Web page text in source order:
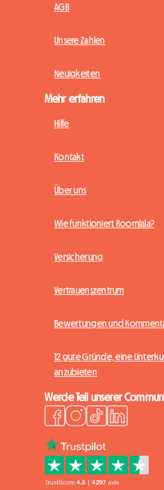
AGB
Unsere Zahlen
Neuigkeiten
Mehr erfahren
Hilfe
Kontakt
Über uns
Wie funktioniert Roomlala?
Versicherung
Vertrauenszentrum
Bewertungen und
12 gute Gründe, eine
anzubieten
Werde Teil unserer